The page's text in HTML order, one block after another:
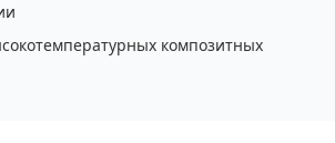
композитных